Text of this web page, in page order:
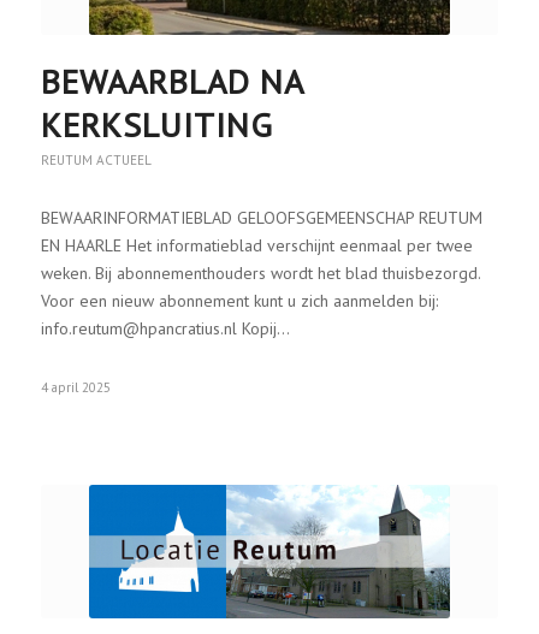
BEWAARBLAD NA
KERKSLUITING
REUTUM ACTUEEL
BEWAARINFORMATIEBLAD GELOOFSGEMEENSCHAP REUTUM
EN HAARLE Het informatieblad verschijnt eenmaal per twee
weken. Bij abonnementhouders wordt het blad thuisbezorgd.
Voor een nieuw abonnement kunt u zich aanmelden bij:
info.reutum@hpancratius.nl Kopij…
4 april 2025